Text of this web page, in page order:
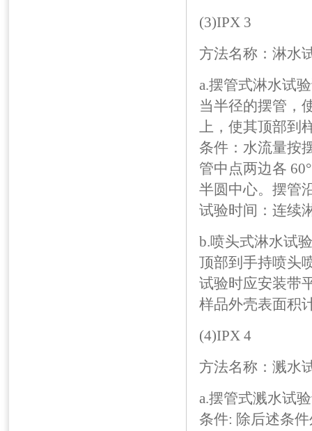
(3)IPX 3
方法名称：淋水
a.摆管式淋水试
当半径的摆管，
上，使其顶部到
条件：水流量按
管中点两边各
半圆中心。摆管
试验时间：连续
b.喷头式淋水试
顶部到手持喷头
试验时应安装带
样品外壳表面积
(4)IPX 4
方法名称：溅水
a.摆管式溅水试
条件: 除后述条